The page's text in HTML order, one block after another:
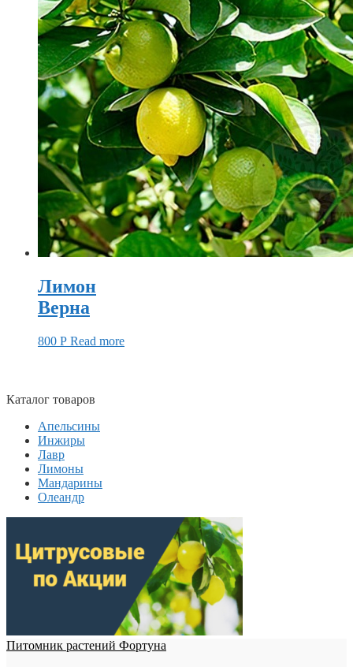
Лимон
Верна
800 Р Read more
Каталог товаров
Апельсины
Инжиры
Лавр
Лимоны
Мандарины
Олеандр
Питомник растений Фортуна